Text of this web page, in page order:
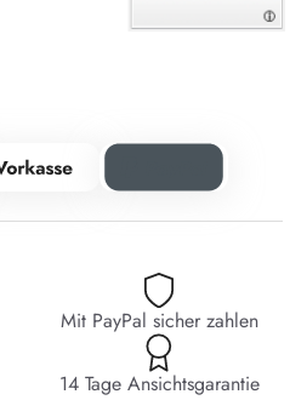
Mit PayPal sicher zahlen
14 Tage Ansichtsgarantie